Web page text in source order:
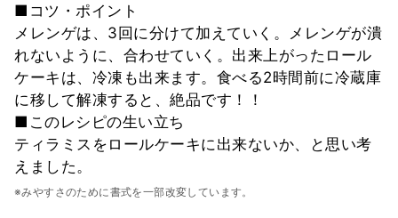
■コツ・ポイント
メレンゲは、3回に分けて加えていく。メレンゲが潰
れないように、合わせていく。出来上がったロール
ケーキは、冷凍も出来ます。食べる2時間前に冷蔵庫
に移して解凍すると、絶品です！！
■このレシピの生い立ち
ティラミスをロールケーキに出来ないか、と思い考
えました。
※みやすさのために書式を一部改変しています。